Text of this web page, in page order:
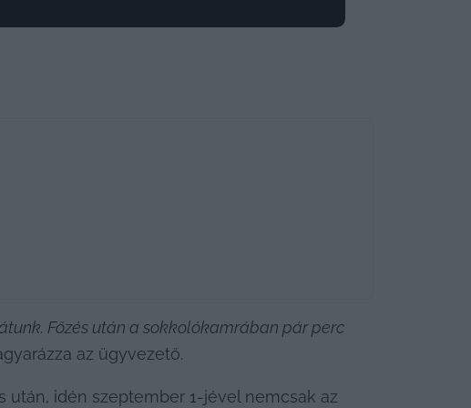
Főzés után a sokkolókamrában pár perc
az ügyvezető.
idén szeptember 1-jével nemcsak az